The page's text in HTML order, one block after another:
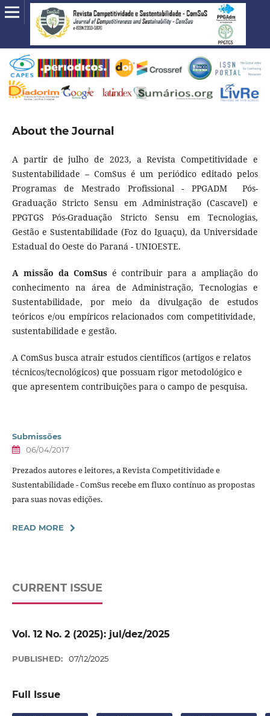
About the Journal
A partir de julho de 2023, a Revista Competitividade e
Sustentabilidade – ComSus é um periódico editado pelos
Programas de Mestrado Profissional - PPGADM Pós-
Graduação Stricto Sensu em Administração (Cascavel) e
PPGTGS Pós-Graduação Stricto Sensu em Tecnologias,
Gestão e Sustentabilidade (Foz do Iguaçu), da Universidade
Estadual do Oeste do Paraná - UNIOESTE.
A missão da ComSusé contribuir para a ampliação do
conhecimento na área de Administração, Tecnologias e
Sustentabilidade, por meio da divulgação de estudos
teóricos e/ou empíricos relacionados com competitividade,
sustentabilidade e gestão.
A ComSus busca atrair estudos científicos (artigos e relatos
técnicos/tecnológicos) que possuam rigor metodológico e
que apresentem contribuições para o campo de pesquisa.
Submissões
06/04/2017
Prezados autores e leitores, a Revista Competitividade e
Sustentabilidade - ComSus recebe em fluxo contínuo as propostas
para suas novas edições.
READ MORE
CURRENT ISSUE
Vol. 12 No. 2 (2025): jul/dez/2025
PUBLISHED: 07/12/2025
Full Issue